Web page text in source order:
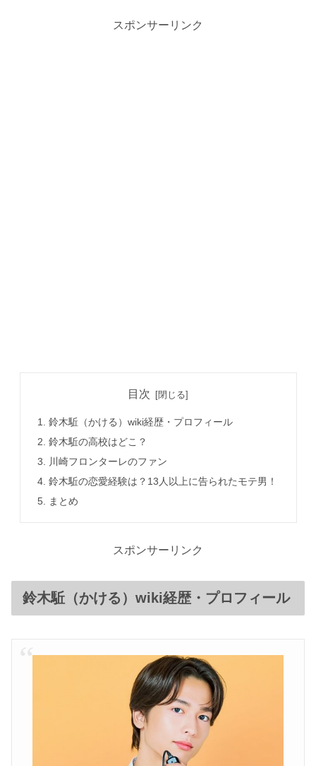
スポンサーリンク
目次
鈴木駈（かける）wiki経歴・プロフィール
鈴木駈の高校はどこ？
川崎フロンターレのファン
鈴木駈の恋愛経験は？13人以上に告られたモテ男！
まとめ
スポンサーリンク
鈴木駈（かける）wiki経歴・プロフィール